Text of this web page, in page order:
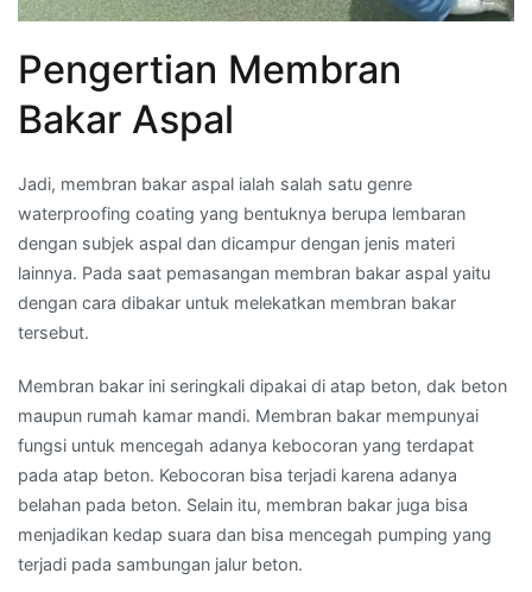
Pengertian Membran
Bakar Aspal
Jadi, membran bakar aspal ialah salah satu genre
waterproofing coating yang bentuknya berupa lembaran
dengan subjek aspal dan dicampur dengan jenis materi
lainnya. Pada saat pemasangan membran bakar aspal yaitu
dengan cara dibakar untuk melekatkan membran bakar
tersebut.
Membran bakar ini seringkali dipakai di atap beton, dak beton
maupun rumah kamar mandi. Membran bakar mempunyai
fungsi untuk mencegah adanya kebocoran yang terdapat
pada atap beton. Kebocoran bisa terjadi karena adanya
belahan pada beton. Selain itu, membran bakar juga bisa
menjadikan kedap suara dan bisa mencegah pumping yang
terjadi pada sambungan jalur beton.